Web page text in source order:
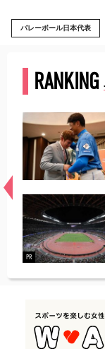
バレーボール日本代表
RANKING
常
PR